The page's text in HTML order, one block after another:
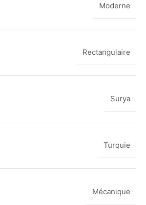
Moderne
Rectangulaire
Surya
Turquie
Mécanique